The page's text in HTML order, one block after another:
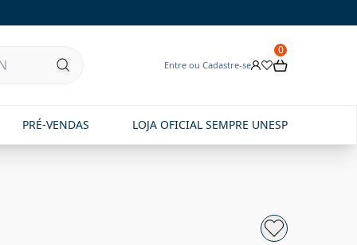
Entre ou Cadastre-se
0
PRÉ-VENDAS LOJA OFICIAL SEMPRE UNESP